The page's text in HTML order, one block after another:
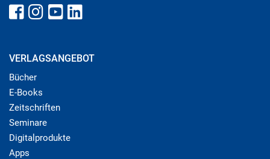
VERLAGSANGEBOT
Bücher
E-Books
Zeitschriften
Seminare
Digitalprodukte
Apps